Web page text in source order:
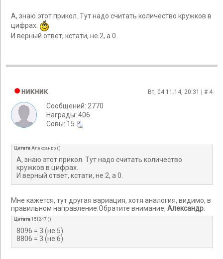
А, знаю этот прикол. Тут надо считать количество кружков в
цифрах.
И верный ответ, кстати, не 2, а 0.
никник Вт, 04.11.14, 20:31 | # 4
Сообщений: 2770
Награды: 406
Cовы: 15
ЦитатаАлександр ()
А, знаю этот прикол. Тут надо считать количество
кружков в цифрах.
И верный ответ, кстати, не 2, а 0.
Мне кажется, тут другая вариация, хотя аналогия, видимо, в
правильном направление.Обратите внимание, Александр:
Цитата151247 ()
8096 = 3 (не 5)
8806 = 3 (не 6)